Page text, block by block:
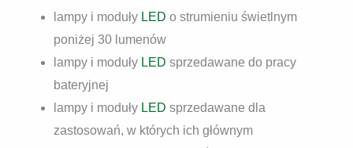
lampy i moduły LED o strumieniu świetlnym
poniżej 30 lumenów
lampy i moduły LED sprzedawane do pracy
bateryjnej
lampy i moduły LED sprzedawane dla
zastosowań, w których ich głównym